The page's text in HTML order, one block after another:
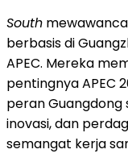
South
berbasis di
APEC. Mereka
pentingnya APEC
peran Guangdong
inovasi, dan
semangat kerja